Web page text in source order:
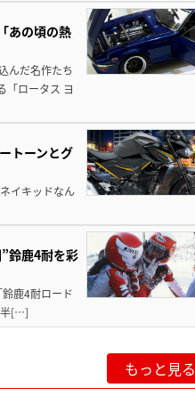
あの頃の熱
んだ名作たち
「ロータス ヨ
トーンとグ
イキッドなん
鈴鹿4耐を彩
鹿4耐ロード
半[…]
もっと見る